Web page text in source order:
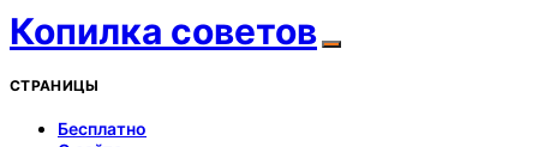
Копилка советов
СТРАНИЦЫ
Бесплатно